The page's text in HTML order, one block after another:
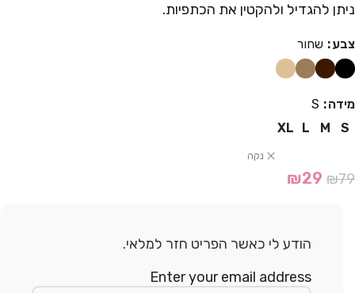
ניתן להגדיל ולהקטין את הכתפיות.
צבע שחור
מידה
S
S
M
L
XL
נקה
₪79
₪29
הודע לי כאשר הפריט חזר למלאי.
Enter your email address